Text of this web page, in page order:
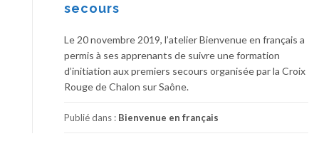
secours
Le 20 novembre 2019, l’atelier Bienvenue en français a
permis à ses apprenants de suivre une formation
d’initiation aux premiers secours organisée par la Croix
Rouge de Chalon sur Saône.
Publié dans : Bienvenue en français